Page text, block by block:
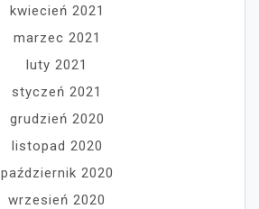
kwiecień 2021
marzec 2021
luty 2021
styczeń 2021
grudzień 2020
listopad 2020
październik 2020
wrzesień 2020